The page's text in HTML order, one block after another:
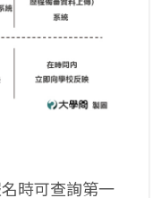
時可查詢第一